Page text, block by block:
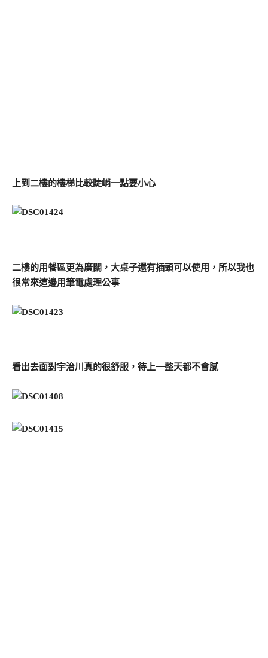
上到二樓的樓梯比較陡峭一點要小心
二樓的用餐區更為廣闊，大桌子還有插頭可以使用，所以我也
很常來這邊用筆電處理公事
看出去面對宇治川真的很舒服，待上一整天都不會膩